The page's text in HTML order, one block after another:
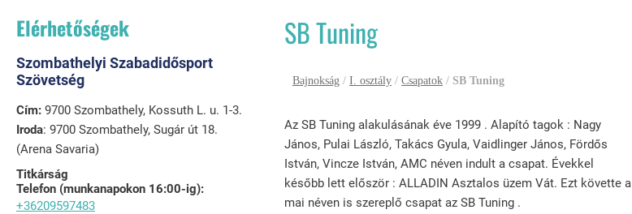
Elérhetőségek
Szombathelyi Szabadidősport
Szövetség
Cím: 9700 Szombathely, Kossuth L. u. 1-3.
Iroda: 9700 Szombathely, Sugár út 18.
(Arena Savaria)
Titkárság
Telefon (munkanapokon 16:00-ig):
+36209597483
SB Tuning
Bajnokság / I. osztály / Csapatok / SB Tuning
Az SB Tuning alakulásának éve 1999 . Alapító tagok : Nagy
János, Pulai László, Takács Gyula, Vaidlinger János, Fördős
István, Vincze István, AMC néven indult a csapat. Évekkel
később lett először : ALLADIN Asztalos üzem Vát. Ezt követte a
mai néven is szereplő csapat az SB Tuning .